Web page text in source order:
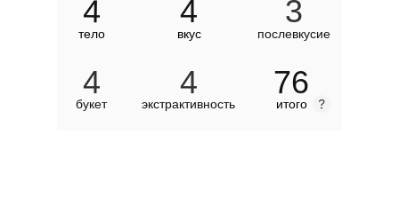
76
4
3
4
4
4
экстрактивность
тело послевкусие
вкус
итого
букет